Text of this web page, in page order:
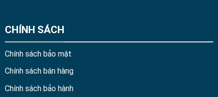
CHÍNH SÁCH
Chính sách bảo mật
Chính sách bán hàng
Chính sách bảo hành